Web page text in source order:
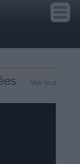
Voir tout